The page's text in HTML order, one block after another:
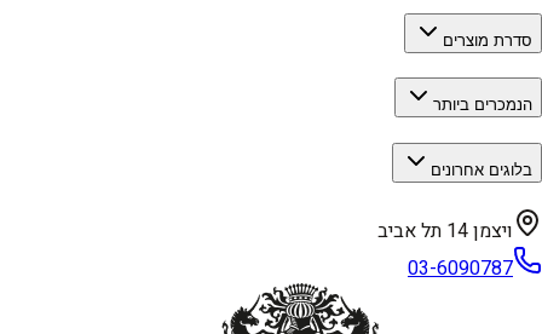
סדרת מוצרים
הנמכרים ביותר
בלוגים אחרונים
ויצמן 14 תל אביב
03-6090787